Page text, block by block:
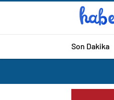
Son Dakika